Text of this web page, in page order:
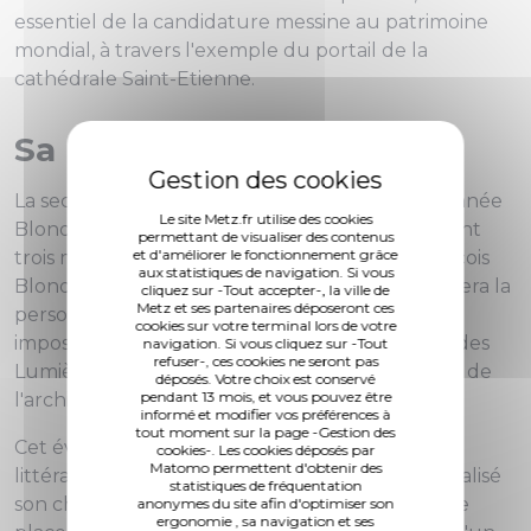
Le site Metz.fr utilise des cookies
permettant de visualiser des contenus
et d'améliorer le fonctionnement grâce
aux statistiques de navigation. Si vous
cliquez sur -Tout accepter-, la ville de
Metz et ses partenaires déposeront ces
cookies sur votre terminal lors de votre
navigation. Si vous cliquez sur -Tout
refuser-, ces cookies ne seront pas
déposés. Votre choix est conservé
pendant 13 mois, et vous pouvez être
informé et modifier vos préférences à
tout moment sur la page -Gestion des
cookies-. Les cookies déposés par
Matomo permettent d'obtenir des
statistiques de fréquentation
anonymes du site afin d'optimiser son
ergonomie , sa navigation et ses
essentiel de la candidature messine au patrimoine
mondial, à travers l'exemple du portail de la
cathédrale Saint-Etienne.
Sa place à Metz
La seconde exposition programmée en cette année
Blondel occupera la galerie de l'Arsenal, pendant
trois mois, du 12 avril au 13 juillet.Jacques-François
Blondel, architecte des Lumières à Metz
, dévoilera la
personnalité exceptionnelle de Blondel, son
imposante stature intellectuelle dans le siècle des
Lumières et, par-delà, dans l'histoire universelle de
l'architecture.
Cet événement trouve toute sa place à Metz,
littéralement, puisque c'est ici que Blondel a réalisé
son chef d'oeuvre : un remarquable système de